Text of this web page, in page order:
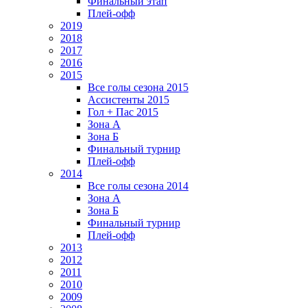
Плей-офф
2019
2018
2017
2016
2015
Все голы сезона 2015
Ассистенты 2015
Гол + Пас 2015
Зона А
Зона Б
Финальный турнир
Плей-офф
2014
Все голы сезона 2014
Зона А
Зона Б
Финальный турнир
Плей-офф
2013
2012
2011
2010
2009